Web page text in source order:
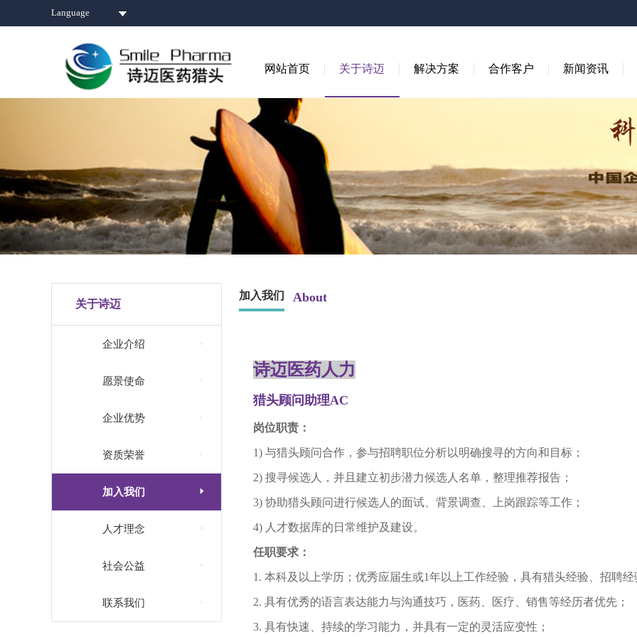
Language
网站首页 关于诗迈 解决方案 合作客户 新闻资讯
关于诗迈
企业介绍
愿景使命
企业优势
资质荣誉
加入我们 
人才理念
社会公益
联系我们
加入我们 About
诗迈医药人力
猎头顾问助理AC
岗位职责：
1) 与猎头顾问合作，参与招聘职位分析以明确搜寻的方向和目标；
2) 搜寻候选人，并且建立初步潜力候选人名单，整理推荐报告；
3) 协助猎头顾问进行候选人的面试、背景调查、上岗跟踪等工作；
4) 人才数据库的日常维护及建设。
任职要求：
1. 本科及以上学历；优秀应届生或1年以上工作经验，具有猎头经验、招聘经
2. 具有优秀的语言表达能力与沟通技巧，医药、医疗、销售等经历者优先；
3. 具有快速、持续的学习能力，并具有一定的灵活应变性；